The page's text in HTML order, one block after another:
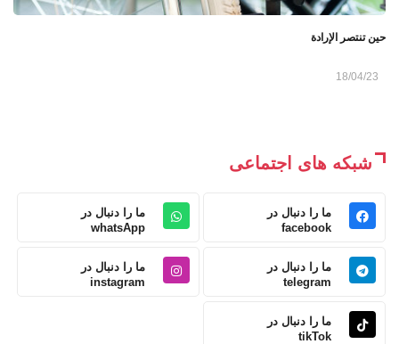
حين تنتصر الإرادة
18/04/23
شبکه های اجتماعی
ما را دنبال در
facebook
ما را دنبال در
whatsApp
ما را دنبال در
telegram
ما را دنبال در
instagram
ما را دنبال در
tikTok